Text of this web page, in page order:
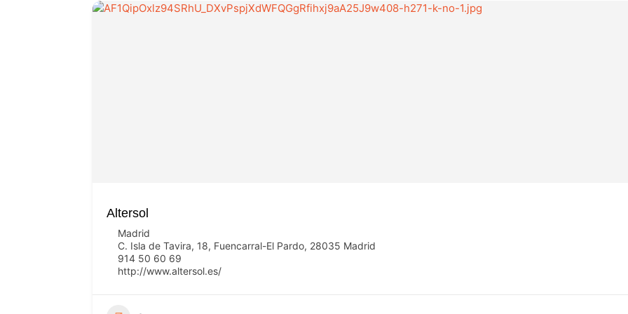
Altersol
Madrid
C. Isla de Tavira, 18, Fuencarral-El Pardo, 28035 Madrid
914 50 60 69
http://www.altersol.es/